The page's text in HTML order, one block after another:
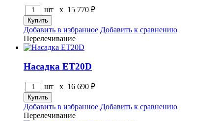
шт x 15 770 ₽
Добавить в избранное Добавить к сравнению
Перелечивание
Насадка ET20D
шт x 16 690 ₽
Добавить в избранное Добавить к сравнению
Перелечивание